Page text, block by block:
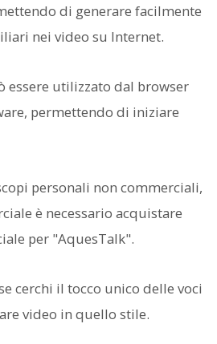
di generare facilmente
nei video su Internet.
essere utilizzato dal browser
permettendo di iniziare
personali non commerciali,
è necessario acquistare
per "AquesTalk".
cerchi il tocco unico delle voci
video in quello stile.